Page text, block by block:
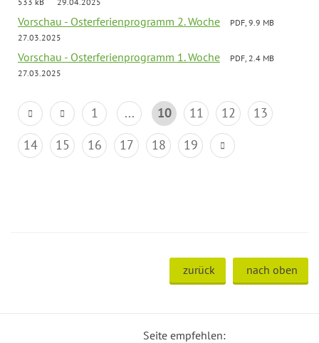
Vorschau - Osterferienprogramm 2. Woche
PDF, 9.9 MB
27.03.2025
Vorschau - Osterferienprogramm 1. Woche
PDF, 2.4 MB
27.03.2025
1 ... 10 11 12
13
14
15 16 17 18 19
zurück nach oben
Seite empfehlen: